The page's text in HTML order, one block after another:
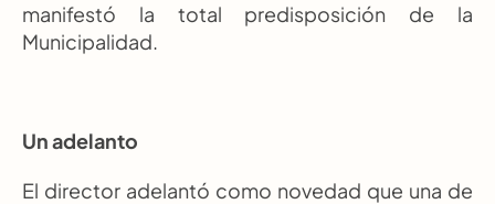
manifestó la total predisposición de la
Municipalidad.
Un adelanto
El director adelantó como novedad que una de